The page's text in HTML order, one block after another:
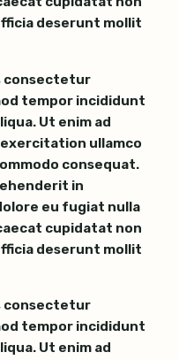
deserunt mollit
consectetur
tempor incididunt
Ut enim ad
ullamco
consequat.
in
eu fugiat nulla
cupidatat non
deserunt mollit
consectetur
tempor incididunt
Ut enim ad